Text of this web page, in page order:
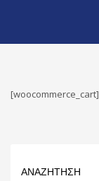
[woocommerce_cart]
ΑΝΑΖΗΤΗΣΗ